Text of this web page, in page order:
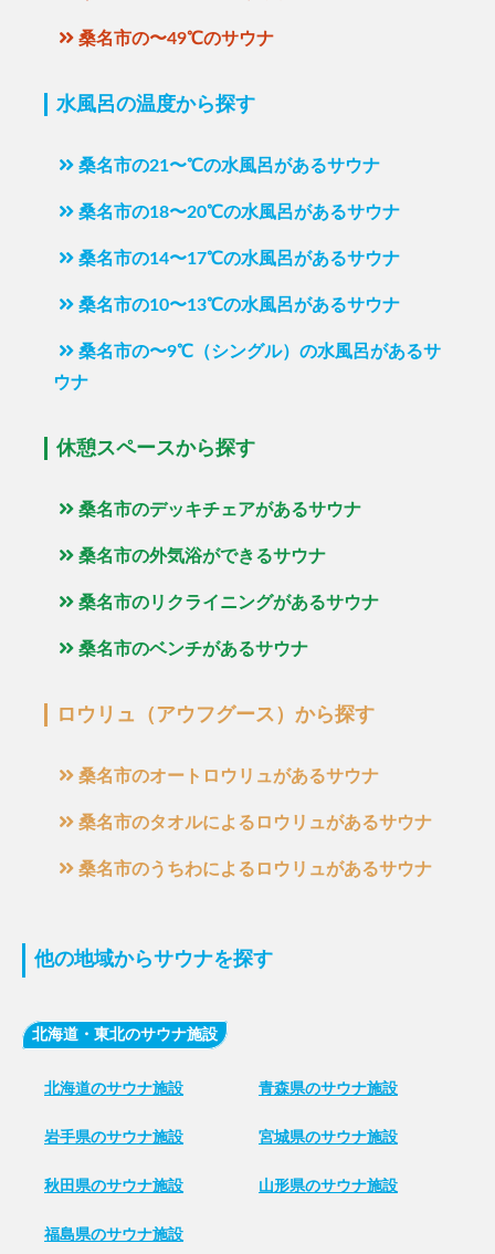
桑名市の〜49℃のサウナ
水風呂の温度から探す
桑名市の21〜℃の水風呂があるサウナ
桑名市の18〜20℃の水風呂があるサウナ
桑名市の14〜17℃の水風呂があるサウナ
桑名市の10〜13℃の水風呂があるサウナ
桑名市の〜9℃（シングル）の水風呂があるサ
ウナ
休憩スペースから探す
桑名市のデッキチェアがあるサウナ
桑名市の外気浴ができるサウナ
桑名市のリクライニングがあるサウナ
桑名市のベンチがあるサウナ
ロウリュ（アウフグース）から探す
桑名市のオートロウリュがあるサウナ
桑名市のタオルによるロウリュがあるサウナ
桑名市のうちわによるロウリュがあるサウナ
他の地域からサウナを探す
北海道・東北のサウナ施設
北海道のサウナ施設 青森県のサウナ施設
岩手県のサウナ施設 宮城県のサウナ施設
秋田県のサウナ施設 山形県のサウナ施設
福島県のサウナ施設